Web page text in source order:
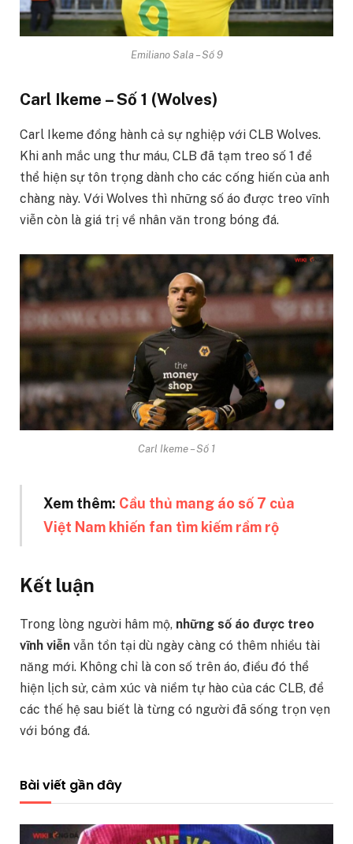
Emiliano Sala – Số 9
Carl Ikeme – Số 1 (Wolves)
Carl Ikeme đồng hành cả sự nghiệp với CLB Wolves.
Khi anh mắc ung thư máu, CLB đã tạm treo số 1 để
thể hiện sự tôn trọng dành cho các cống hiến của anh
chàng này. Với Wolves thì những số áo được treo vĩnh
viễn còn là giá trị về nhân văn trong bóng đá.
Carl Ikeme – Số 1
Xem thêm: Cầu thủ mang áo số 7 của
Việt Nam khiến fan tìm kiếm rầm rộ
Kết luận
Trong lòng người hâm mộ, những số áo được treo
vĩnh viễn vẫn tồn tại dù ngày càng có thêm nhiều tài
năng mới. Không chỉ là con số trên áo, điều đó thể
hiện lịch sử, cảm xúc và niềm tự hào của các CLB, để
các thế hệ sau biết là từng có người đã sống trọn vẹn
với bóng đá.
Bài viết gần đây